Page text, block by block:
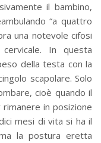
il bambino,
“a quattro
una notevole cifosi
In questa
della testa con la
scapolare. Solo
cioè quando il
in posizione
mesi di vita si ha il
la postura eretta